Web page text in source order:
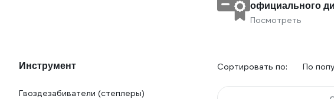
официального
Посмотреть
Инструмент
Гвоздезабиватели (степлеры)
Сортировать по: По